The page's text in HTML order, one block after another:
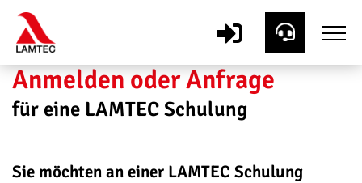
Anmelden oder Anfrage
für eine LAMTEC Schulung
Sie möchten an einer LAMTEC Schulung